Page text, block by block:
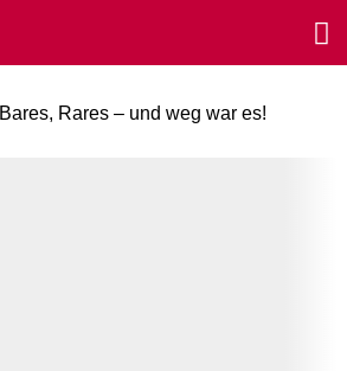
Bares, Rares – und weg war es!